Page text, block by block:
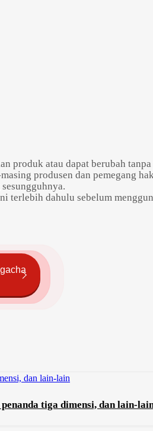
produk atau dapat berubah
produsen dan pemegang
terlebih dahulu sebelum
tiga dimensi, dan lain-